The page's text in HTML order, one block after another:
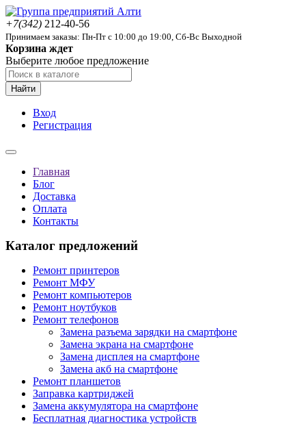
+7(342) 212-40-56
Принимаем заказы: Пн-Пт с 10:00 до 19:00, Сб-Вс Выходной
Корзина ждет
Выберите любое предложение
Найти
Вход
Регистрация
Главная
Блог
Доставка
Оплата
Контакты
Каталог предложений
Ремонт принтеров
Ремонт МФУ
Ремонт компьютеров
Ремонт ноутбуков
Ремонт телефонов
Замена разъема зарядки на смартфоне
Замена экрана на смартфоне
Замена дисплея на смартфоне
Замена акб на смартфоне
Ремонт планшетов
Заправка картриджей
Замена аккумулятора на смартфоне
Бесплатная диагностика устройств